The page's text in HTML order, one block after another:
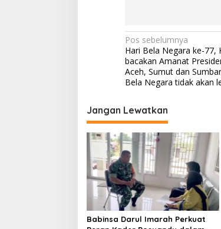
N
a
v
i
g
a
s
i
p
o
s
Pos sebelumnya
Hari Bela Negara ke-77,
bacakan Amanat
Aceh, Sumut dan
Bela Negara tidak akan
Jangan Lewatkan
Babinsa Darul Imarah Perkuat